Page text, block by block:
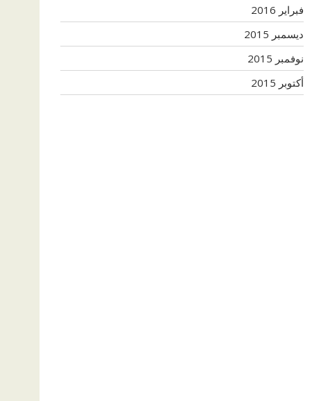
فبراير 2016
ديسمبر 2015
نوفمبر 2015
أكتوبر 2015